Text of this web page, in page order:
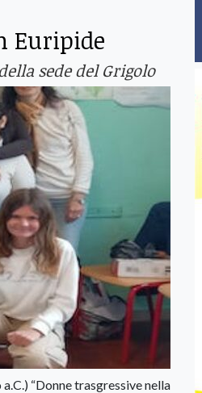
Euripide
sede del Grigolo
“Donne trasgressive nella